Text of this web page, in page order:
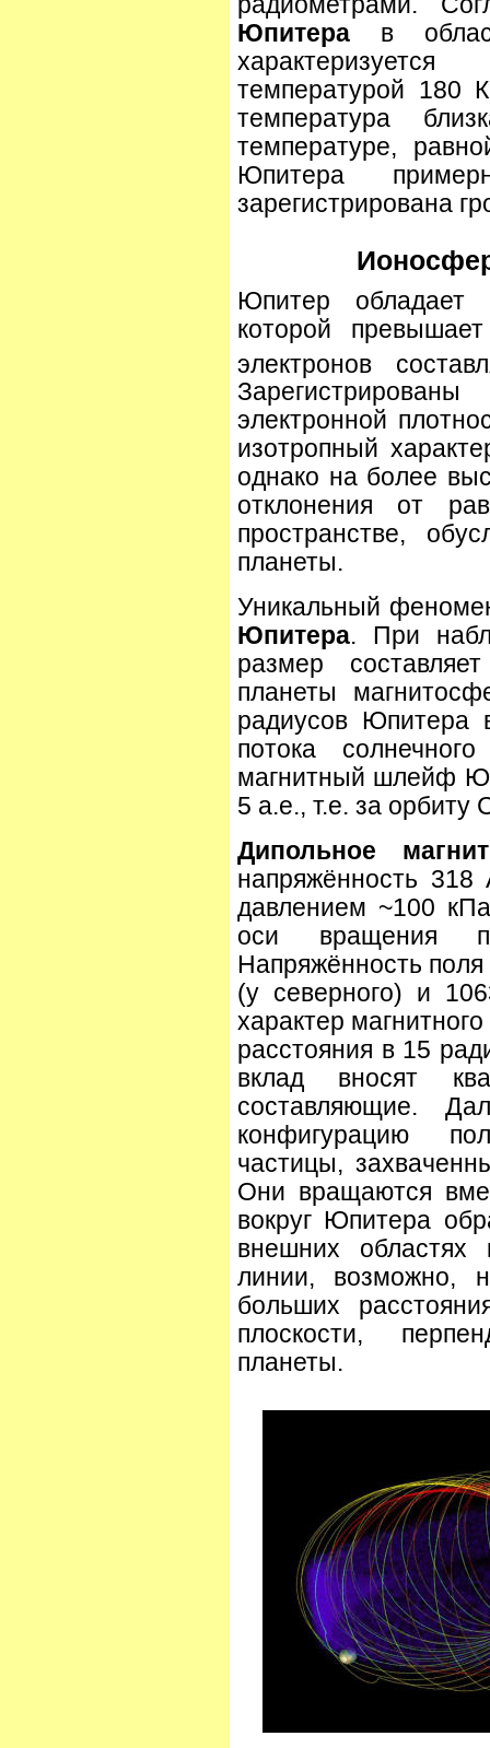
Юпитера в
температурой 180
температура
температуре,
Юпитера
зарегистрирована
Юпитер обладает
которой
электронов
электронной
изотропный
однако на более
отклонения от
пространстве,
планеты.
Уникальный
Юпитера. При
размер
планеты
радиусов Юпитера
потока
магнитный шлейф
5 а.е., т.е. за орбиту
Дипольное
напряжённость
давлением ~100
оси вращения
Напряжённость
(у северного) и
характер
расстояния в 15
вклад вносят
составляющие.
конфигурацию
частицы,
Они вращаются
вокруг Юпитера
внешних областях
линии, возможно,
больших
плоскости,
планеты.